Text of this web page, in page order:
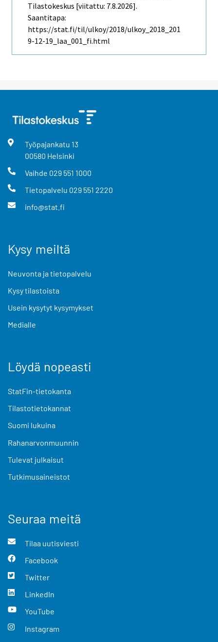
Tilastokeskus [viitattu: 7.8.2026].
Saantitapa:
https://stat.fi/til/ulkoy/2018/ulkoy_2018_201
9-12-19_laa_001_fi.html
Työpajankatu 13
00580 Helsinki
Vaihde 029 551 1000
Tietopalvelu 029 551 2220
info@stat.fi
Kysy meiltä
Neuvonta ja tietopalvelu
Kysy tilastoista
Usein kysytyt kysymykset
Medialle
Löydä nopeasti
StatFin-tietokanta
Tilastotietokannat
Suomi lukuina
Rahanarvonmuunnin
Tulevat julkaisut
Tutkimusaineistot
Seuraa meitä
Tilaa uutisviesti
Facebook
Twitter
LinkedIn
YouTube
Instagram